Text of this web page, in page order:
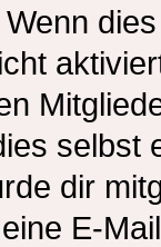
selbst
dir
E-